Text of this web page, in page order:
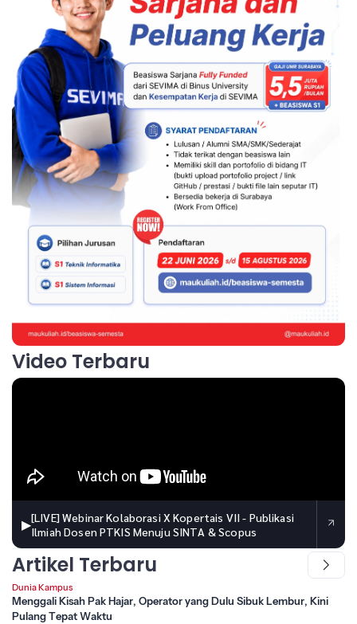
Video Terbaru
▶[LIVE] Webinar Kolaborasi X Kopertais VII - Publikasi
Ilmiah Dosen PTKIS Menuju SINTA & Scopus
Artikel Terbaru
Dunia Kampus
Menggali Kisah Pak Hajar, Operator yang Dulu Sibuk Lembur, Kini
Pulang Tepat Waktu